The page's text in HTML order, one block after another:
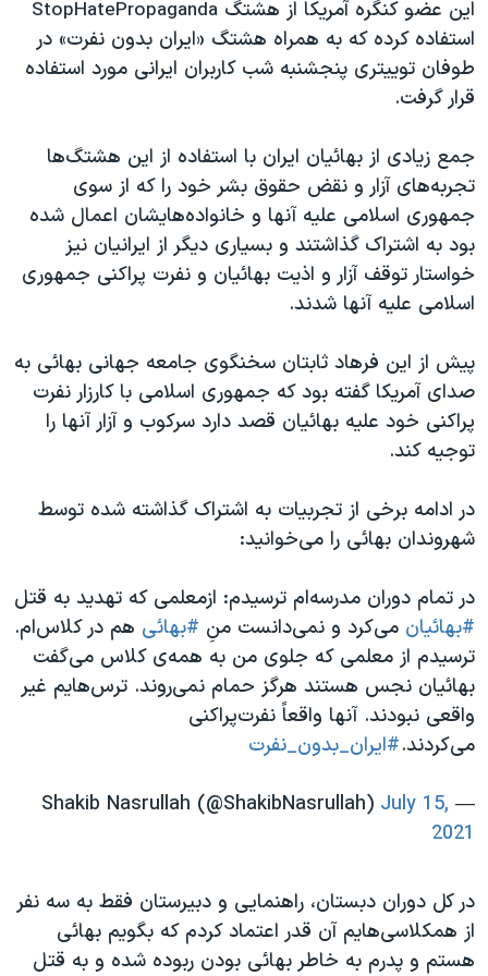
نرگس محمدی برنده جایزه نوبل صلح
همایش محافظه‌کاران آمریکا «سی‌پک»
سفر پرزیدنت ترامپ به چین
این عضو کنگره آمریکا از هشتگ StopHatePropaganda
استفاده کرده که به همراه هشتگ «ایران بدون نفرت» در
طوفان توییتری پنجشنبه شب کاربران ایرانی مورد استفاده
قرار گرفت.
جمع زیادی از بهائیان ایران با استفاده از این هشتگ‌ها
تجربه‌های آزار و نقض حقوق بشر خود را که از سوی
جمهوری اسلامی علیه آنها و خانواده‌هایشان اعمال شده
بود به اشتراک گذاشتند و بسیاری دیگر از ایرانیان نیز
خواستار توقف آزار و اذیت بهائیان و نفرت پراکنی جمهوری
اسلامی علیه آنها شدند.
پیش از این فرهاد ثابتان سخنگوی جامعه جهانی بهائی به
صدای آمریکا گفته بود که جمهوری اسلامی با کارزار نفرت
پراکنی خود علیه بهائیان قصد دارد سرکوب و آزار آنها را
توجیه کند.
در ادامه برخی از تجربیات به اشتراک گذاشته شده توسط
شهروندان بهائی را می‌خوانید:
در تمام دوران مدرسه‌ام ترسیدم: ازمعلمی که تهدید به قتل
#بهائیان می‌کرد و نمی‌دانست منِ #بهائی هم در کلاس‌ام.
ترسیدم از معلمی که جلوی من به همه‌ی کلاس می‌گفت
بهائیان نجس هستند هرگز حمام نمی‌روند. ترس‌هایم غیر
واقعی نبودند. آنها واقعاً نفرت‌پراکنی
می‌کردند.#ایران_بدون_نفرت
— Shakib Nasrullah (@ShakibNasrullah)
July 15,
2021
در کل دوران دبستان، راهنمایی و دبیرستان فقط به سه نفر
از همکلاسی‌هایم آن قدر اعتماد کردم که بگویم بهائی
هستم و پدرم به خاطر بهائی بودن ربوده شده و به قتل